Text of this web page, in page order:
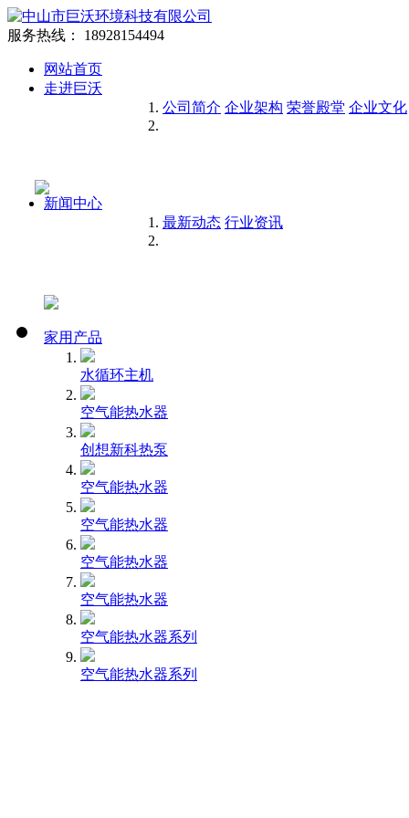
服务热线： 18928154494
网站首页
走进巨沃
公司简介 企业架构 荣誉殿堂 企业文化
新闻中心
最新动态 行业资讯
家用产品
水循环主机
空气能热水器
创想新科热泵
空气能热水器
空气能热水器
空气能热水器
空气能热水器
空气能热水器系列
空气能热水器系列